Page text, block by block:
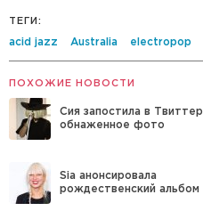
ТЕГИ:
acid jazz Australia electropop
ПОХОЖИЕ НОВОСТИ
Сия запостила в Твиттер
обнаженное фото
Sia анонсировала
рождественский альбом